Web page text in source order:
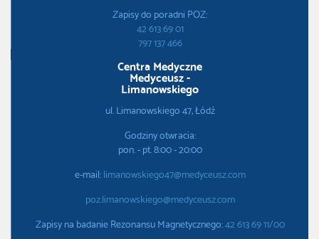
Zapisy do poradni POZ:
42 613 69 01
797 137 466
Centra Medyczne
Medyceusz -
Limanowskiego
ul. Limanowskiego 47, Łódź
Godziny otwracia:
pon. - pt. 8:00 - 20:00
e-mail:limanowskiego47@medyceusz.com
poz.limanowskiego@medyceusz.com
Zapisy na badanie Rezonansu Magnetycznego:42 613 69 11/00